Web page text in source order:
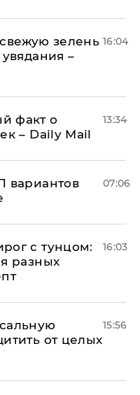
зелень
–
16:04
факт о
– Daily Mail
13:34
вариантов
07:06
с тунцом:
разных
16:03
от целых
15:56